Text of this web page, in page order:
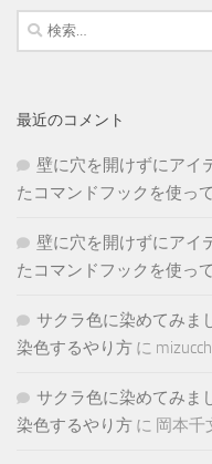
検
索:
最近のコメント
壁に穴を開けずにアイ
たコマンドフックを使っ
壁に穴を開けずにアイ
たコマンドフックを使っ
サクラ色に染めてみま
染色するやり方 に
サクラ色に染めてみま
染色するやり方 に 岡本千